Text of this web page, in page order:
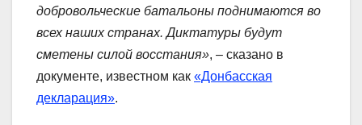
добровольческие батальоны поднимаются во
всех наших странах. Диктатуры будут
сметены силой восстания», – сказано в
документе, известном как «Донбасская
декларация».